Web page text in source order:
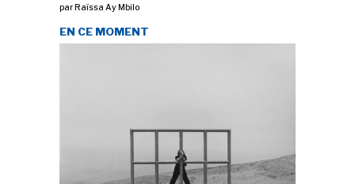
par Raïssa Ay Mbilo
EN CE MOMENT